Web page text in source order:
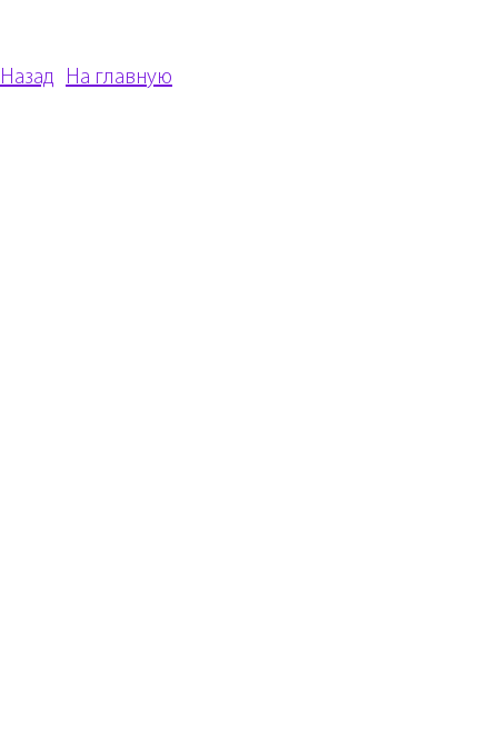
Назад На главную